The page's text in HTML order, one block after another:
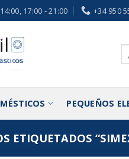
17:00 - 21:00 +34 950
PEQUEÑOS
ETIQUETADOS